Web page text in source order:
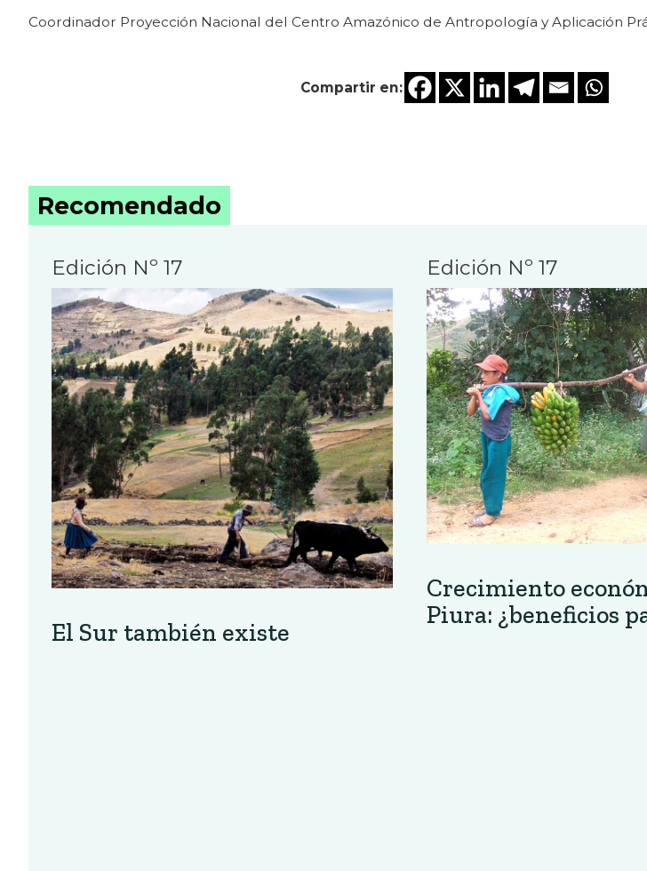
Coordinador Proyección Nacional del Centro Amazónico de Antropología y Aplicación
Compartir en:
Recomendado
Edición Nº 17
El Sur también existe
Edición Nº 17
Crecimiento
Piura: ¿beneficios